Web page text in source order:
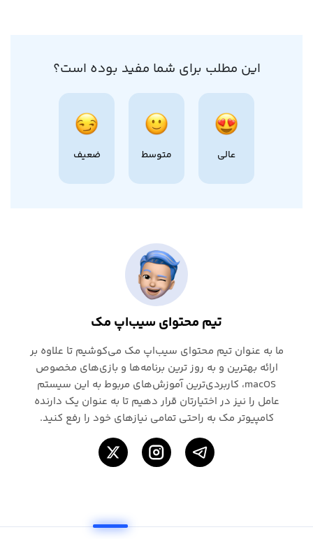
این مطلب برای شما مفید بوده است؟
عالی متوسط ضعیف
تیم محتوای سیب‌اپ مک
ما به عنوان تیم محتوای سیب‌اپ مک می‌کوشیم تا علاوه بر
ارائه بهترین و به روز ترین برنامه‌ها و بازی‌های مخصوص
macOS، کاربردی‌ترین آموزش‌های مربوط به این سیستم
عامل را نیز در اختیارتان قرار دهیم تا به عنوان یک دارنده
کامپیوتر مک به راحتی تمامی نیازهای خود را رفع کنید.